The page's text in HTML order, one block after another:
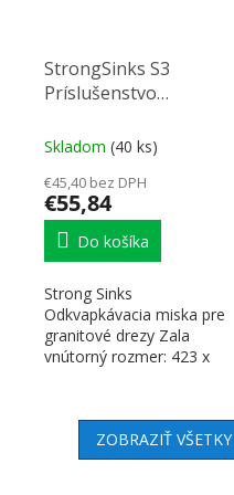
StrongSinks S3
Príslušenstvo
nerez, pre granitové
Skladom (40 ks)
€45,40 bez DPH
€55,84
Do košíka
Strong Sinks
Odkvapkávacia miska pre
granitové drezy Zala
vnútorný rozmer: 423 x
ZOBRAZIŤ